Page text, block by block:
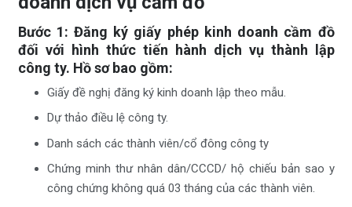
Bước 1: Đăng ký giấy phép kinh doanh cầm đồ
đối với hình thức tiến hành dịch vụ thành lập
công ty. Hồ sơ bao gồm:
Giấy đề nghị đăng ký kinh doanh lập theo mẫu.
Dự thảo điều lệ công ty.
Danh sách các thành viên/cổ đông công ty
Chứng minh thư nhân dân/CCCD/ hộ chiếu bản sao y
công chứng không quá 03 tháng của các thành viên.